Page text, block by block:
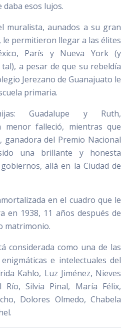
esos lujos.
muralista, aunados a su gran
le permitieron llegar a las élites
París y Nueva York (y
a pesar de que su rebeldía
Jerezano de Guanajuato le
primaria.
Guadalupe y Ruth,
menor falleció, mientras que
ganadora del Premio Nacional
una brillante y honesta
allá en la Ciudad de
en el cuadro que le
en 1938, 11 años después de
matrimonio.
considerada como una de las
e intelectuales del
Kahlo, Luz Jiménez, Nieves
Río, Silvia Pinal, María Félix,
Dolores Olmedo, Chabela